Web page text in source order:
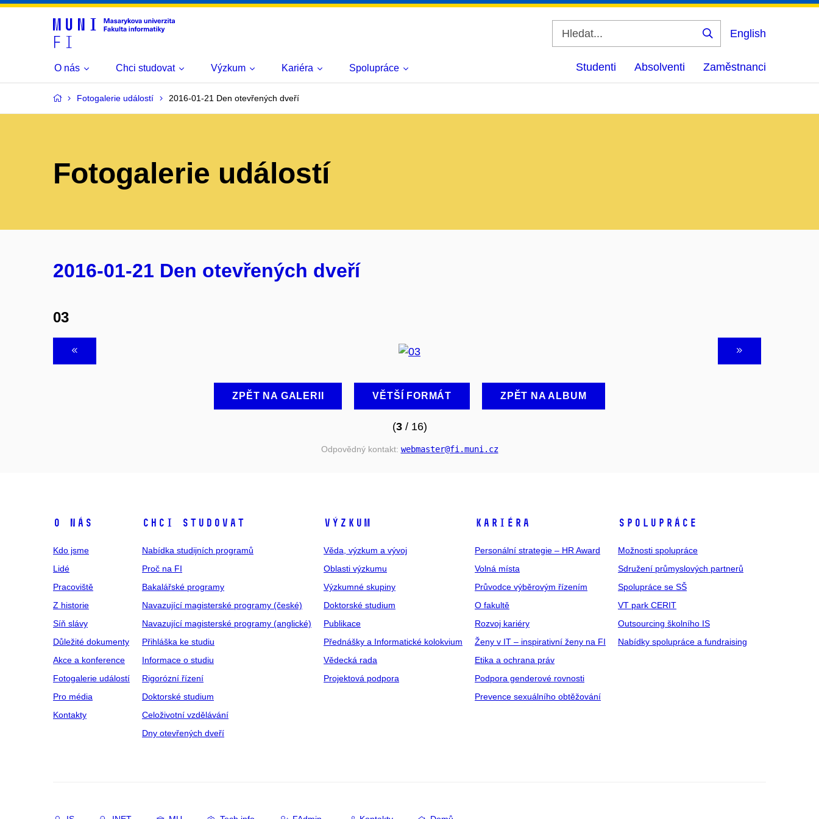
Vyhledat
English
O nás Chci studovat Výzkum Kariéra Spolupráce Studenti Absolventi Zaměstnanci
Fotogalerie událostí 2016-01-21 Den otevřených dveří
Fotogalerie událostí
2016-01-21 Den otevřených dveří
03
ZPĚT NA GALERII VĚTŠÍ FORMÁT ZPĚT NA ALBUM
(3/ 16)
Odpovědný kontakt: webmaster@fi .muni .cz
O NÁS
Kdo jsme
Lidé
Pracoviště
Z historie
Síň slávy
Důležité dokumenty
Akce a konference
Fotogalerie událostí
Pro média
Kontakty
CHCI STUDOVAT
Nabídka studijních programů
Proč na FI
Bakalářské programy
Navazující magisterské programy (české)
Navazující magisterské programy (anglické)
Přihláška ke studiu
Informace o studiu
Rigorózní řízení
Doktorské studium
Celoživotní vzdělávání
Dny otevřených dveří
VÝZKUM
Věda, výzkum a vývoj
Oblasti výzkumu
Výzkumné skupiny
Doktorské studium
Publikace
Přednášky a Informatické kolokvium
Vědecká rada
Projektová podpora
KARIÉRA
Personální strategie – HR Award
Volná místa
Průvodce výběrovým řízením
O fakultě
Rozvoj kariéry
Ženy v IT – inspirativní ženy na FI
Etika a ochrana práv
Podpora genderové rovnosti
Prevence sexuálního obtěžování
SPOLUPRÁCE
Možnosti spolupráce
Sdružení průmyslových partnerů
Spolupráce se SŠ
VT park CERIT
Outsourcing školního IS
Nabídky spolupráce a fundraising